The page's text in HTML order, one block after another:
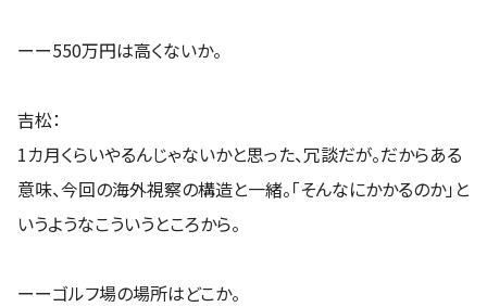
ーー550万円は高くないか。
吉松：
1カ月くらいやるんじゃないかと思った、冗談だが。だからある
意味、今回の海外視察の構造と一緒。「そんなにかかるのか」と
いうようなこういうところから。
ーーゴルフ場の場所はどこか。